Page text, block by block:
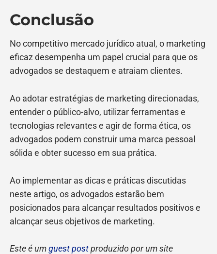
Conclusão
No competitivo mercado jurídico atual, o marketing
eficaz desempenha um papel crucial para que os
advogados se destaquem e atraiam clientes.
Ao adotar estratégias de marketing direcionadas,
entender o público-alvo, utilizar ferramentas e
tecnologias relevantes e agir de forma ética, os
advogados podem construir uma marca pessoal
sólida e obter sucesso em sua prática.
Ao implementar as dicas e práticas discutidas
neste artigo, os advogados estarão bem
posicionados para alcançar resultados positivos e
alcançar seus objetivos de marketing.
Este é umguest postproduzido por um site